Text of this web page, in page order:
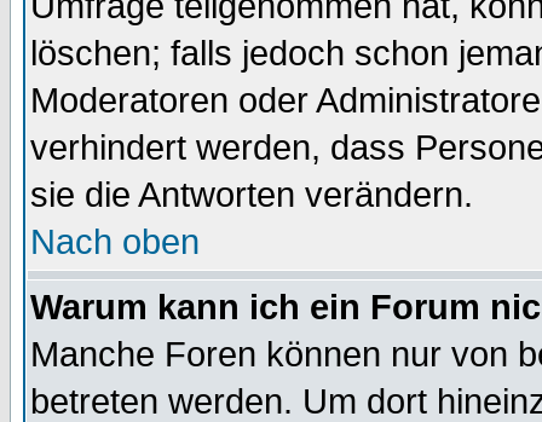
löschen; falls jedoch schon
Moderatoren oder
verhindert werden, dass
sie die Antworten verändern.
Nach oben
Warum kann ich ein Forum
Manche Foren können nur von
betreten werden. Um dort